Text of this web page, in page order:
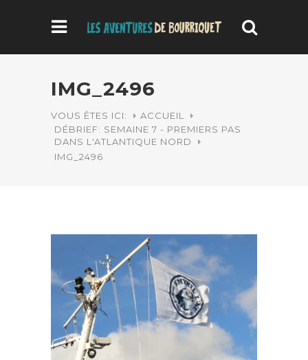
IMG_2496
VOUS ÊTES ICI:
ACCUEIL
DÉBRIEF: SEMAINE 7 - PREMIERS PAS
DANS L'ATLANTIQUE NORD
IMG_2496